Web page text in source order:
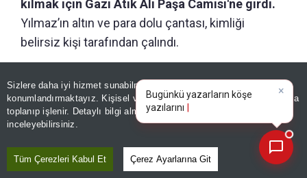
Sizlere daha iyi hizmet sunabilmek adına sitemizde
konumlandırmaktayız. Kişisel verileriniz, KVKK ve GDPR kapsamında
toplanıp işlenir. Detaylı bilgi almak içinAydınlatma Metnimizi
inceleyebilirsiniz.
Tüm Çerezleri Kabul Et Çerez Ayarlarına Git
kılmak için Gazi Atik Ali Paşa Camisi'ne girdi.
Yılmaz’ın altın ve para dolu çantası, kimliği
belirsiz kişi tarafından çalındı.
450 BİN LİRASI BUHAR OLDU
Çantasının olmadığını fark eden Yılmaz, güvenlik
kamerası görüntülerini inceledi, emniyete giderek
şikayetçi oldu.
×
Bugünkü yazarların köşe
yazılarını özetleyin!